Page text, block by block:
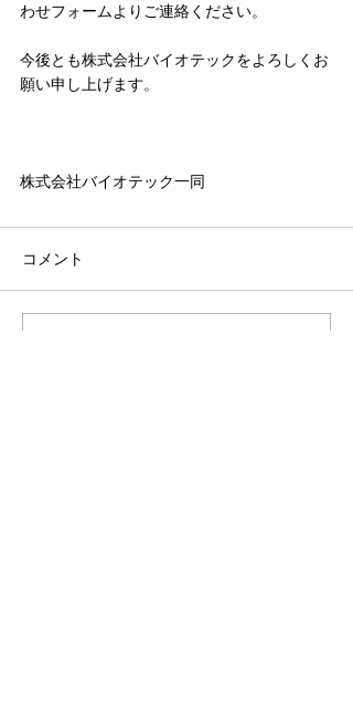
わせフォームよりご連絡ください。
今後とも株式会社バイオテックをよろしくお
願い申し上げます。
株式会社バイオテック一同
コメント